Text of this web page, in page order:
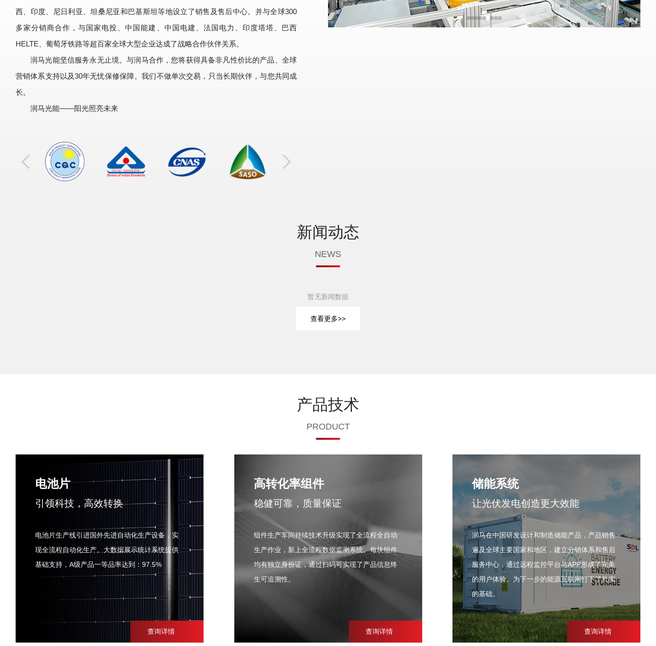
西、印度、尼日利亚、坦桑尼亚和巴基斯坦等地设立了销售及售后中心。并与全球300
多家分销商合作，与国家电投、中国能建、中国电建、法国电力、印度塔塔、巴西
HELTE、葡萄牙铁路等超百家全球大型企业达成了战略合作伙伴关系。
润马光能坚信服务永无止境。与润马合作，您将获得具备非凡性价比的产品、全球
营销体系支持以及30年无忧保修保障。我们不做单次交易，只当长期伙伴，与您共同成
长。
润马光能——阳光照亮未来
新闻动态
NEWS
暂无新闻数据
查看更多>>
产品技术
PRODUCT
电池片
引领科技，高效转换
电池片生产线引进国外先进自动化生产设备，实
现全流程自动化生产。大数据展示统计系统提供
基础支持，A级产品一等品率达到：97.5%
查询详情
高转化率组件
稳健可靠，质量保证
组件生产车间持续技术升级实现了全流程全自动
生产作业，新上全流程数据监测系统。每块组件
均有独立身份证，通过扫码可实现了产品信息终
生可追溯性。
查询详情
储能系统
让光伏发电创造更大效能
润马在中国研发设计和制造储能产品，产品销售
遍及全球主要国家和地区，建立分销体系和售后
服务中心，通过远程监控平台与APP形成了完美
的用户体验。为下一步的能源互联网打下了扎实
的基础。
查询详情